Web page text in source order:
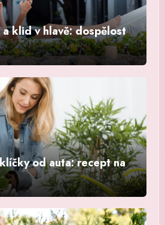
klid v hlavě: dospělost
od auta: recept na